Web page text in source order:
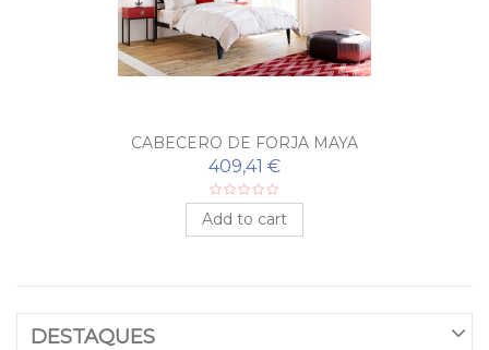
CABECERO DE FORJA MAYA
409,41 €
Add to cart
DESTAQUES